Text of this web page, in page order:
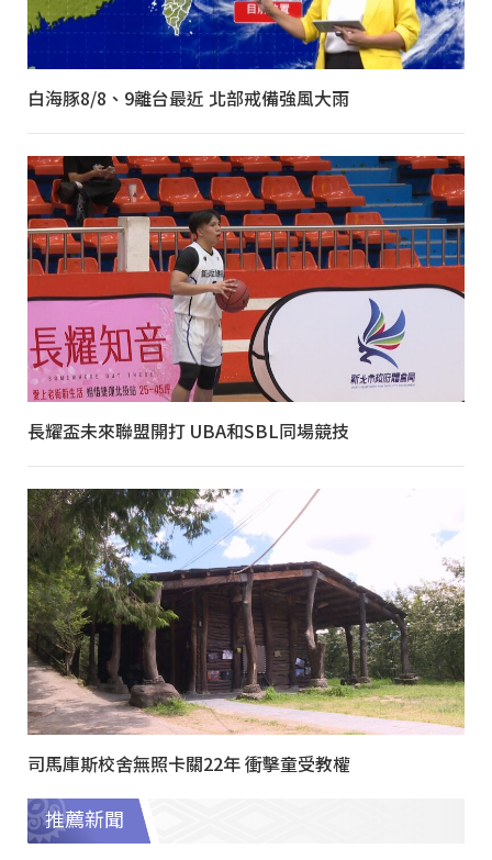
白海豚8/8、9離台最近 北部戒備強風大雨
長耀盃未來聯盟開打 UBA和SBL同場競技
司馬庫斯校舍無照卡關22年 衝擊童受教權
推薦新聞